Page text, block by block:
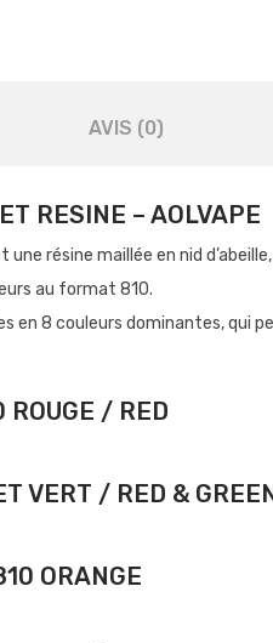
AVIS (0)
RESINE – AOLVAPE
résine maillée en nid
au format 810.
8 couleurs dominantes, qui
ROUGE / RED
VERT / RED &
ORANGE